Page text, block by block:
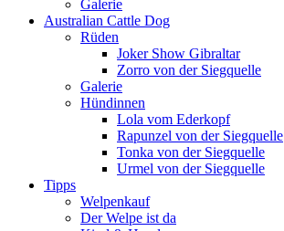
Galerie
Australian Cattle Dog
Rüden
Joker Show Gibraltar
Zorro von der Siegquelle
Galerie
Hündinnen
Lola vom Ederkopf
Rapunzel von der Siegquelle
Tonka von der Siegquelle
Urmel von der Siegquelle
Tipps
Welpenkauf
Der Welpe ist da